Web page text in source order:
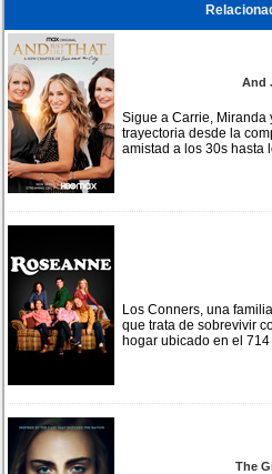
And
Sigue a Carrie, Miranda
trayectoria desde la
amistad a los 30s hasta
Los Conners, una
que trata de sobrevivir
hogar ubicado en el
The